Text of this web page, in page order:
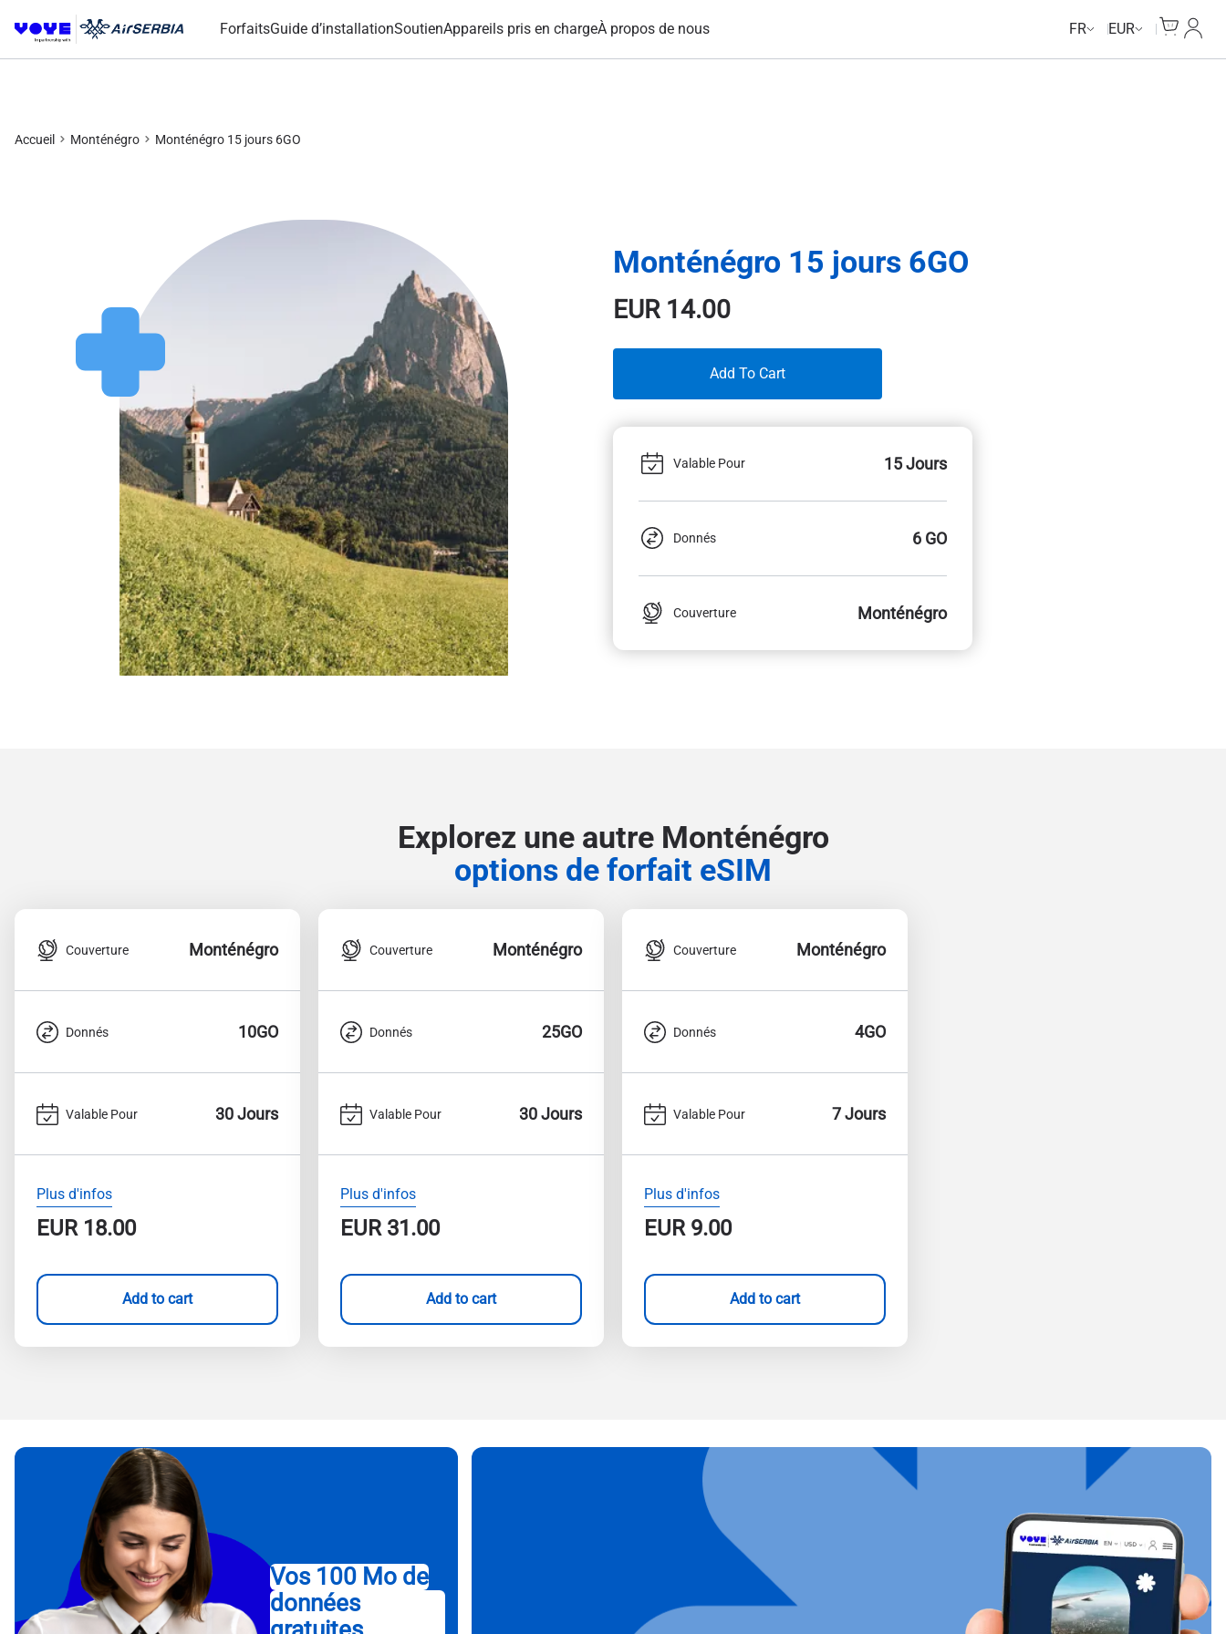
ForfaitsGuide d’installationSoutienAppareils pris en chargeÀ propos de nous FR EUR
Mon
Accueil Monténégro Monténégro 15 jours 6GO
Monténégro 15 jours 6GO
EUR14.00
Add To Cart
Valable Pour 15 Jours
Donnés 6 GO
Couverture Monténégro
Explorez une autre Monténégro
options de forfait eSIM
Couverture Monténégro
Donnés 10GO
Valable Pour 30 Jours
Plus d'infos
EUR18.00
Add to cart
Couverture Monténégro
Donnés 25GO
Valable Pour 30 Jours
Plus d'infos
EUR31.00
Add to cart
Couverture Monténégro
Donnés 4GO
Valable Pour 7 Jours
Plus d'infos
EUR9.00
Add to cart
Vos 100 Mo de
données